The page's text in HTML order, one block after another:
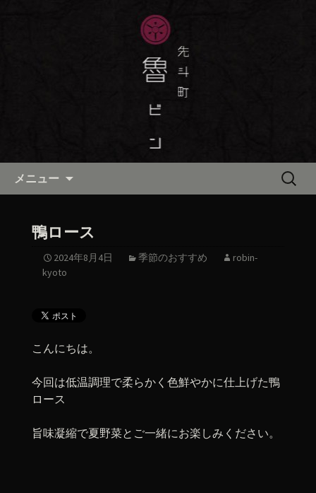
京都・先斗町の京料理・和食
「魯ビン（ろびん）」の公式ブ
京都・先斗町の京町家で美味しい季節
の京料理・和食が自慢の「魯ビン（ろ
びん）」がお店からのお知らせや、お
料理について最新情報をおとどけしま
メニュー
検
鴨ロース
2024年8月4日 季節のおすすめ
robin-
kyoto
こんにちは。
今回は低温調理で柔らかく色鮮やかに仕上げた鴨
ロース
旨味凝縮で夏野菜とご一緒にお楽しみください。